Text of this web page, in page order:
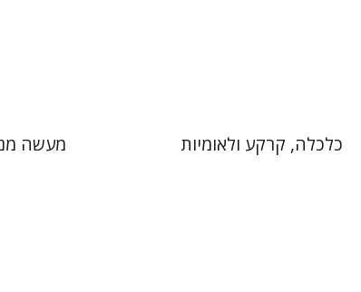
כלכלה, קרקע ולאומיות מעשה